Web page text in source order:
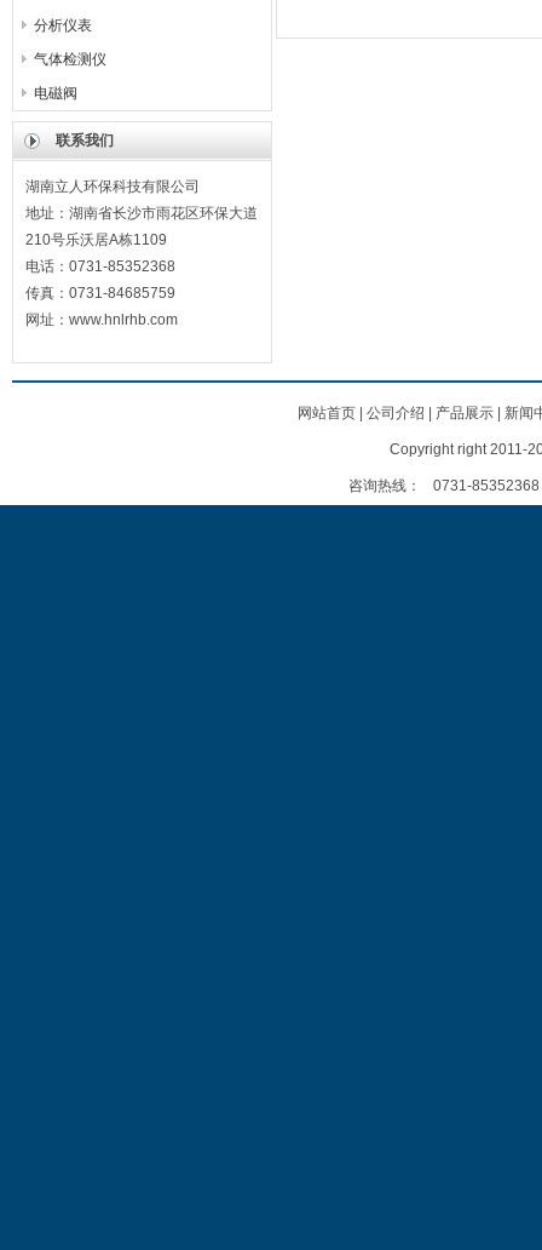
分析仪表
气体检测仪
电磁阀
联系我们
湖南立人环保科技有限公司
地址：湖南省长沙市雨花区环保大道
210号乐沃居A栋1109
电话：0731-85352368
传真：0731-84685759
网址：www.hnlrhb.com
网站首页| 公司介绍 产品展示| 新闻
Copyright right 2011-
咨询热线： 0731-85352368